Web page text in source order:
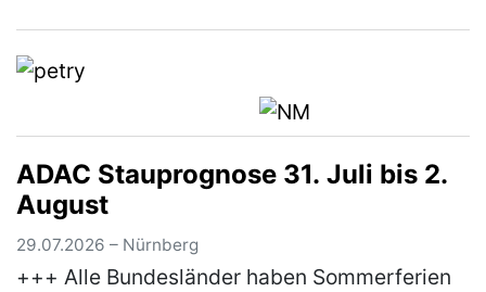
ADAC Stauprognose 31. Juli bis 2.
August
29.07.2026 – Nürnberg
+++ Alle Bundesländer haben Sommerferien